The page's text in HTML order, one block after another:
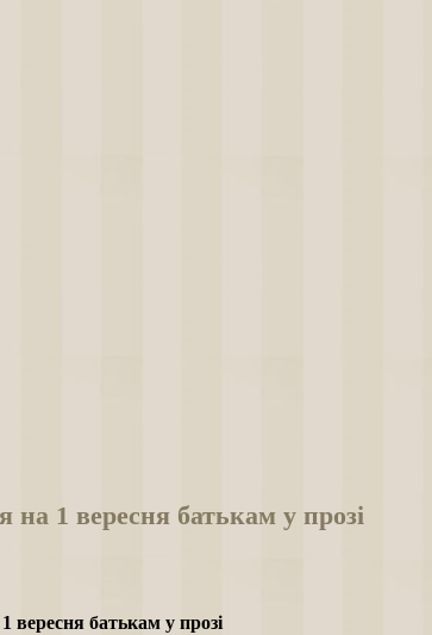
на 1 вересня батькам у прозі
вересня батькам у прозі